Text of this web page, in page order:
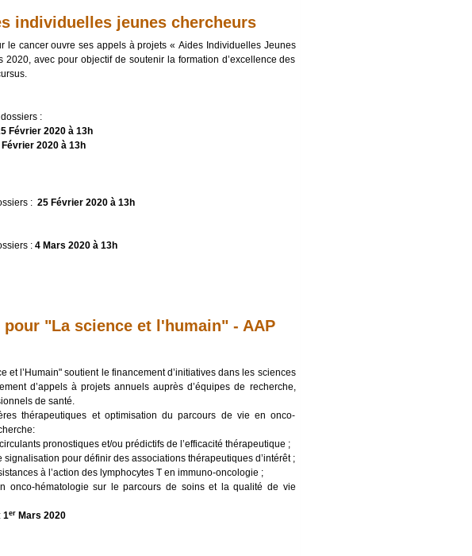
individuelles jeunes chercheurs
le cancer ouvre ses appels à projets « Aides Individuelles Jeunes
avec pour objectif de soutenir la formation d’excellence des
:
Février 2020 à 13h
Février 2020 à 13h
: 25 Février 2020 à 13h
: 4 Mars 2020 à 13h
pour "La science et l'humain" - AAP
et l’Humain" soutient le financement d’initiatives dans les sciences
d’appels à projets annuels auprès d’équipes de recherche,
de santé.
thérapeutiques et optimisation du parcours de vie en onco-
pronostiques et/ou prédictifs de l’efficacité thérapeutique ;
pour définir des associations thérapeutiques d’intérêt ;
à l’action des lymphocytes T en immuno-oncologie ;
onco-hématologie sur le parcours de soins et la qualité de vie
1erMars 2020